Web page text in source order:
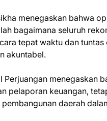
menegaskan bahwa
bagaimana seluruh
tepat waktu dan
akuntabel.
Perjuangan menegaskan
pelaporan keuangan,
daerah